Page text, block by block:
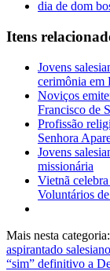
dia de dom
Itens
Jovens
cerimônia em
Noviços
Francisco de
Profissão
Senhora
Jovens
missionária
Vietnã
Voluntários
Mais nesta categoria:
aspirantado
“sim” definitivo a